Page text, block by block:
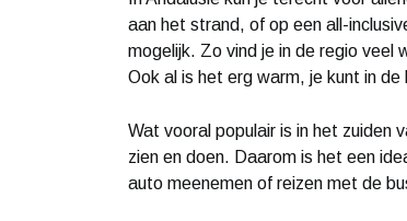
aan het strand, of op een all-
mogelijk. Zo vind je in de regio veel
Ook al is het erg warm, je kunt in
Wat vooral populair is in het zuiden
zien en doen. Daarom is het een
auto meenemen of reizen met de